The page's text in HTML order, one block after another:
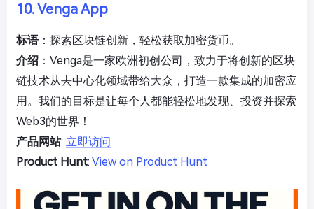
10. Venga App
标语：探索区块链创新，轻松获取加密货币。
介绍 ：Venga是一家欧洲初创公司，致力于将创新的区块
链技术从去中心化领域带给大众，打造一款集成的加密应
用。我们的目标是让每个人都能轻松地发现、投资并探索
Web3的世界！
产品网站: 立即访问
Product Hunt: View on Product Hunt